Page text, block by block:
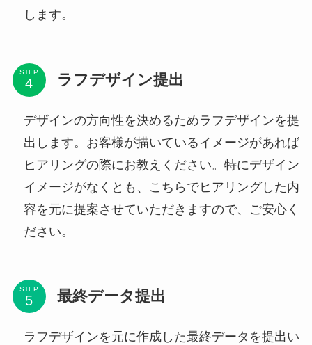
します。
STEP ラフデザイン提出
デザインの方向性を決めるためラフデザインを提
出します。お客様が描いているイメージがあれば
ヒアリングの際にお教えください。特にデザイン
イメージがなくとも、こちらでヒアリングした内
容を元に提案させていただきますので、ご安心く
ださい。
STEP 最終データ提出
ラフデザインを元に作成した最終データを提出い